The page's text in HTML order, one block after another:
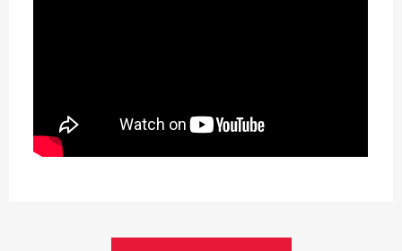
Довжина:
27 см